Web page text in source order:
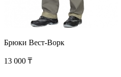
Брюки Вест-Ворк
13 000 ₸